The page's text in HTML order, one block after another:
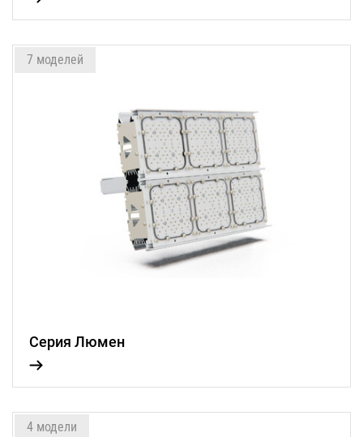
7 моделей
Серия Люмен
4 модели